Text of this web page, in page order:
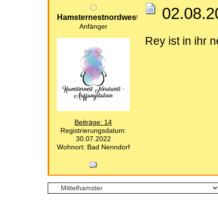
Hamsternestnordwest
Anfänger
Beiträge: 14
Registrierungsdatum:
30.07.2022
Wohnort: Bad Nenndorf
Rey ist in ihr